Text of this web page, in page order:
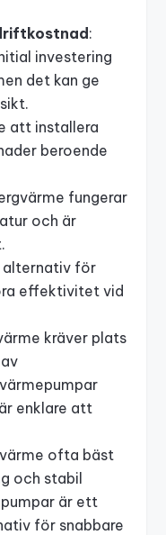
:
investering
det kan ge
att installera
beroende
fungerar
och är
alternativ för
effektivitet vid
kräver plats
enklare att
ofta bäst
och stabil
är ett
för snabbare